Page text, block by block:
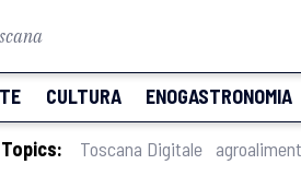
CULTURA ENOGASTRONOMIA
Toscana Digitale